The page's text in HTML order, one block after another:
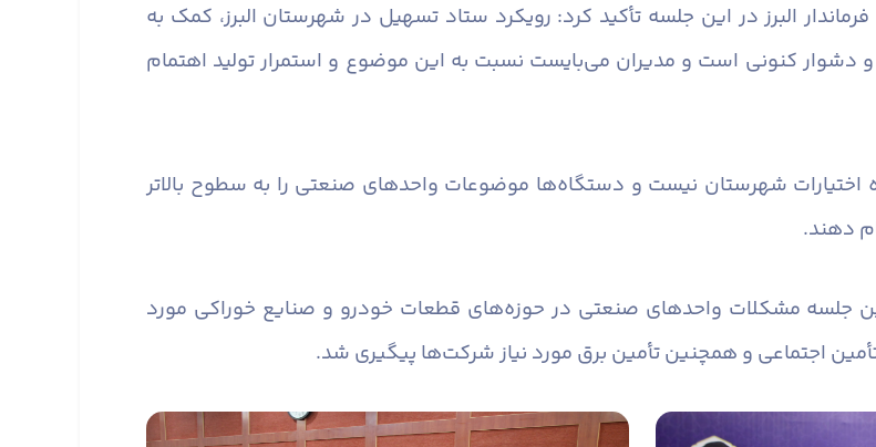
البرز در این جلسه تأکید کرد: رویکرد ستاد تسهیل در شهرستان البرز، کمک به
کنونی است و مدیران می‌بایست نسبت به این موضوع و استمرار تولید اهتمام
شهرستان نیست و دستگاه‌ها موضوعات واحدهای صنعتی را به سطوح بالاتر
دهند.
این جلسه مشکلات واحدهای صنعتی در حوزه‌های قطعات خودرو و صنایع خوراکی مورد
اجتماعی و همچنین تأمین برق مورد نیاز شرکت‌ها پیگیری شد.